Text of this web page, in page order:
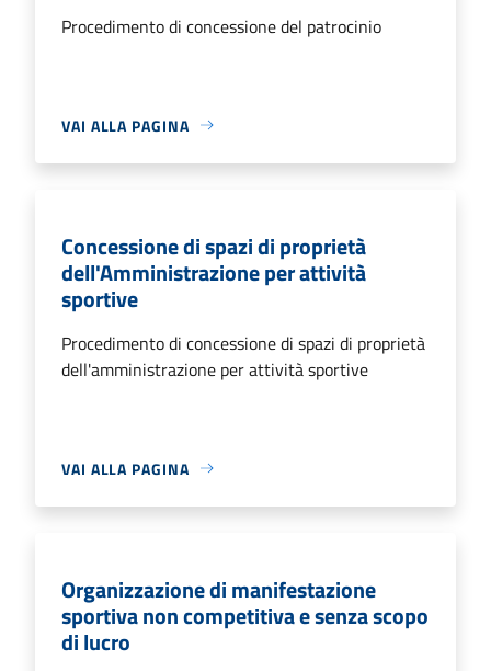
Procedimento di concessione del patrocinio
VAI ALLA PAGINA
Concessione di spazi di proprietà
dell'Amministrazione per attività
sportive
Procedimento di concessione di spazi di proprietà
dell'amministrazione per attività sportive
VAI ALLA PAGINA
Organizzazione di manifestazione
sportiva non competitiva e senza scopo
di lucro